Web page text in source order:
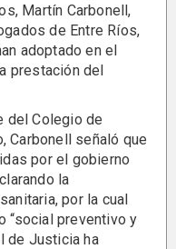
Martín Carbonell,
de Entre Ríos,
adoptado en el
prestación del
del Colegio de
Carbonell señaló que
por el gobierno
la
por la cual
“social preventivo y
de Justicia ha